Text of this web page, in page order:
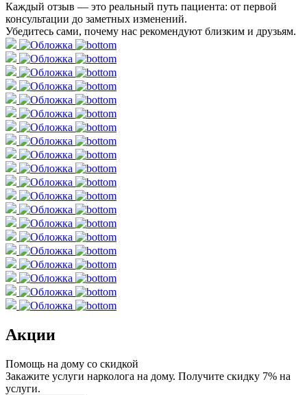
Каждый отзыв — это реальный путь пациента: от первой
консультации до заметных изменений.
Убедитесь сами, почему нас рекомендуют близким и друзьям.
Акции
Помощь на дому со скидкой
Закажите услуги нарколога на дому. Получите скидку 7% на
услуги.